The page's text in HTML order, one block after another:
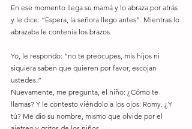
En ese momento llega su mamá y lo abraza por atrás
y le dice: “Espera, la señora llego antes”. Mientras lo
abrazaba le contenía los brazos.
Yo, le respondo: “no te preocupes, mis hijos ni
siquiera saben que quieren por favor, escojan
ustedes.”
Nuevamente, me pregunta, el niño: ¿Cómo te
llamas? Y le contesto viéndolo a los ojos: Romy. ¿Y
tú? Me dio su nombre, mismo que olvide por el